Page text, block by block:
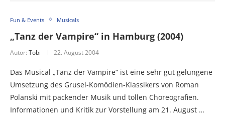
Fun & Events Musicals
„Tanz der Vampire“ in Hamburg (2004)
Autor: Tobi 22. August 2004
Das Musical „Tanz der Vampire“ ist eine sehr gut gelungene
Umsetzung des Grusel-Komödien-Klassikers von Roman
Polanski mit packender Musik und tollen Choreografien.
Informationen und Kritik zur Vorstellung am 21. August …